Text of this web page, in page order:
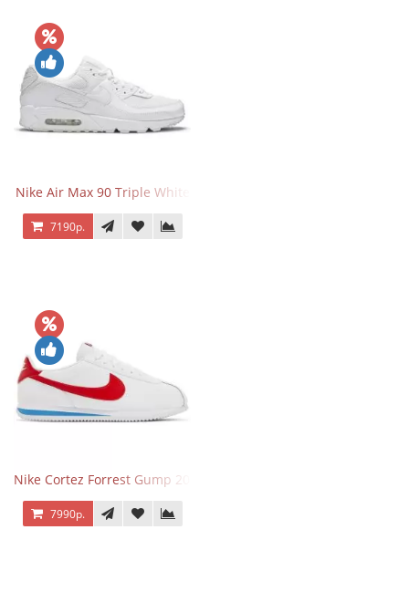
Nike Air Max 90 Triple White
7190р.
Nike Cortez Forrest Gump 2024
7990р.